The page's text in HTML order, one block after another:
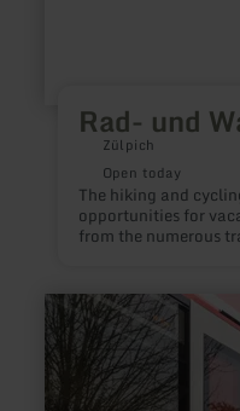
Rad- und
Zülpich
Open today
The hiking and
opportunities for
from the numerous
learn
more
about:
Hauptbahnhof
Wittlich-
Wengerohr